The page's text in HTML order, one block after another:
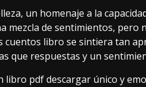
un homenaje a la
mezcla de sentimientos, pero
cuentos libro se sintiera tan
que respuestas y un
libro pdf descargar único y